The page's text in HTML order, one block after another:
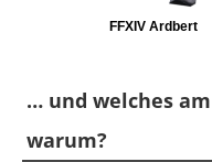
FFXIV Ardbert
… und welches
warum?